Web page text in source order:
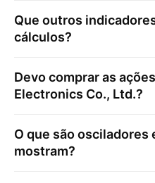
Que outros
cálculos?
Devo comprar as
Electronics Co., Ltd.?
O que são osciladores
mostram?